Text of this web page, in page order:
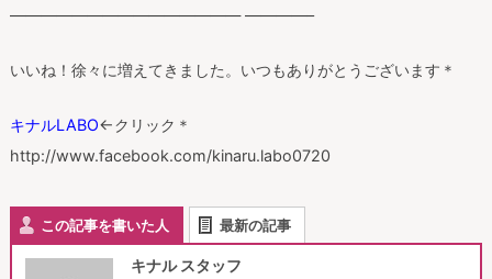
——————————————— ————–
いいね！徐々に増えてきました。いつもありがとうございます＊
キナルLABO←クリック＊
http://www.facebook.com/kinaru.labo0720
この記事を書いた人 最新の記事
キナル スタッフ